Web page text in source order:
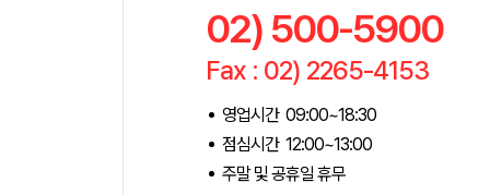
02) 500-5900
Fax : 02) 2265-4153
영업시간 09:00~18:30
점심시간 12:00~13:00
주말 및 공휴일 휴무